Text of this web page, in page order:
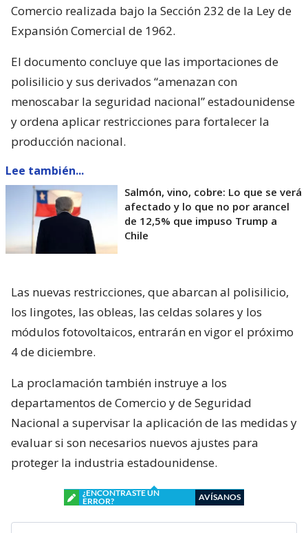
Comercio realizada bajo la Sección 232 de la Ley de
Expansión Comercial de 1962.
El documento concluye que las importaciones de
polisilicio y sus derivados “amenazan con
menoscabar la seguridad nacional” estadounidense
y ordena aplicar restricciones para fortalecer la
producción nacional.
Lee también...
Salmón, vino, cobre: Lo que se verá
afectado y lo que no por arancel
de 12,5% que impuso Trump a
Chile
Las nuevas restricciones, que abarcan al polisilicio,
los lingotes, las obleas, las celdas solares y los
módulos fotovoltaicos, entrarán en vigor el próximo
4 de diciembre.
La proclamación también instruye a los
departamentos de Comercio y de Seguridad
Nacional a supervisar la aplicación de las medidas y
evaluar si son necesarios nuevos ajustes para
proteger la industria estadounidense.
¿ENCONTRASTE UN
ERROR?
AVÍSANOS